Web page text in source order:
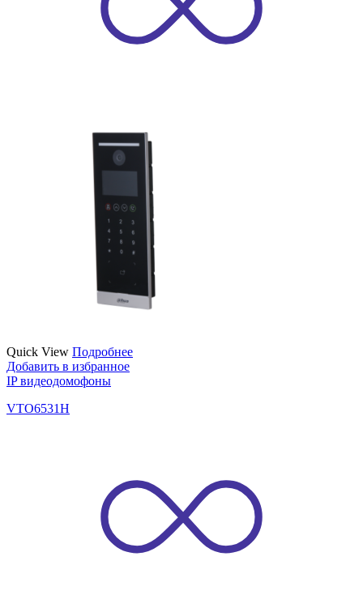
Quick View Подробнее
Добавить в избранное
IP видеодомофоны
VTO6531H